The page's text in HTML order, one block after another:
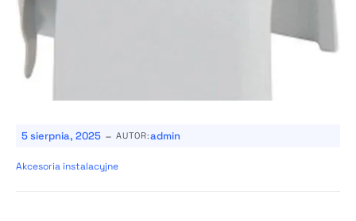
5 sierpnia, 2025 - AUTOR:admin
Akcesoria instalacyjne